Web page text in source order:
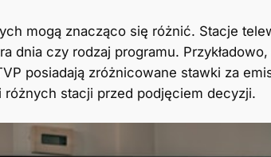
mogą znacząco się różnić. Stacje
dnia czy rodzaj programu.
posiadają zróżnicowane stawki za
różnych stacji przed podjęciem decyzji.